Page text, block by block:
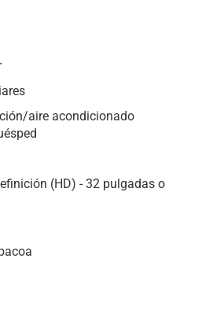
aire acondicionado
(HD) - 32 pulgadas o